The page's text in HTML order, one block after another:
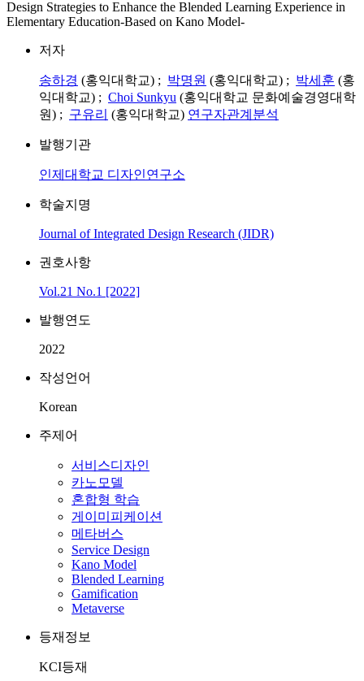
Design Strategies to Enhance the Blended Learning Experience in
Elementary Education-Based on Kano Model-
저자
송하경 (홍익대학교) ; 박명원 (홍익대학교) ; 박세훈 (홍
익대학교) ; Choi Sunkyu (홍익대학교 문화예술경영대학
원) ; 구유리 (홍익대학교) 연구자관계분석
발행기관
인제대학교 디자인연구소
학술지명
Journal of Integrated Design Research (JIDR)
권호사항
Vol.21 No.1 [2022]
발행연도
2022
작성언어
Korean
주제어
서비스디자인
카노모델
혼합형 학습
게이미피케이션
메타버스
Service Design
Kano Model
Blended Learning
Gamification
Metaverse
등재정보
KCI등재